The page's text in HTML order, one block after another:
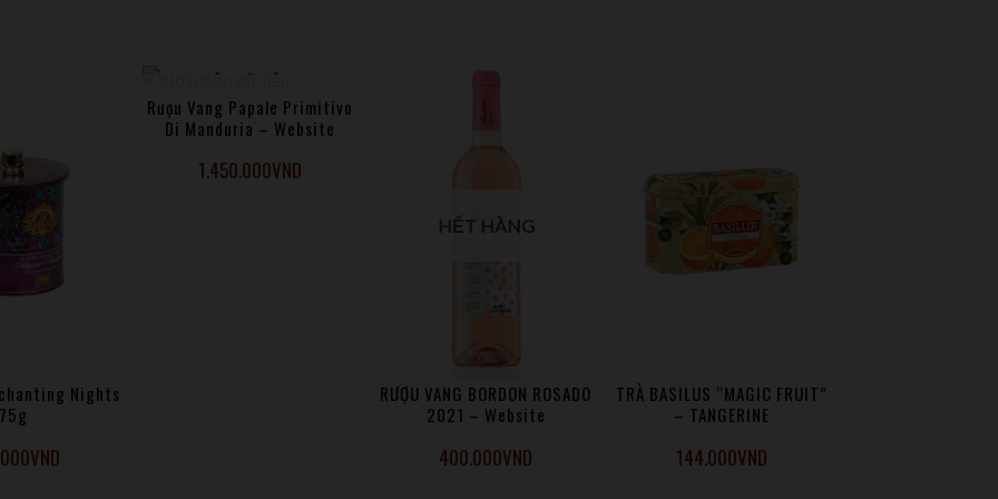
và cảm ứng đem lại trải nghiệm sang trọng.
Nights
75g
VND
HẾT HÀNG
Rượu Vang Papale Primitivo
Di Manduria – Website
1.450.000VND
HẾT HÀNG
RƯỢU VANG BORDON ROSADO
2021 – Website
400.000VND
TRÀ BASILUS “MAGIC FRUIT”
– TANGERINE
144.000VND